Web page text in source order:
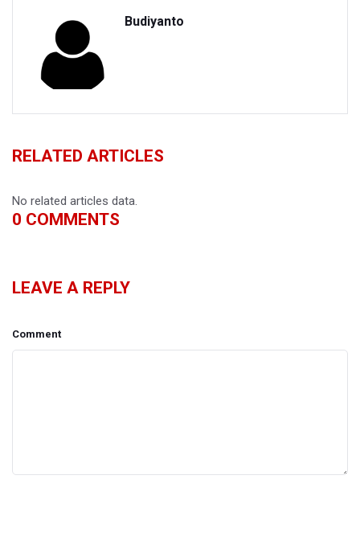
Budiyanto
RELATED ARTICLES
No related articles data.
0 COMMENTS
LEAVE A REPLY
Comment